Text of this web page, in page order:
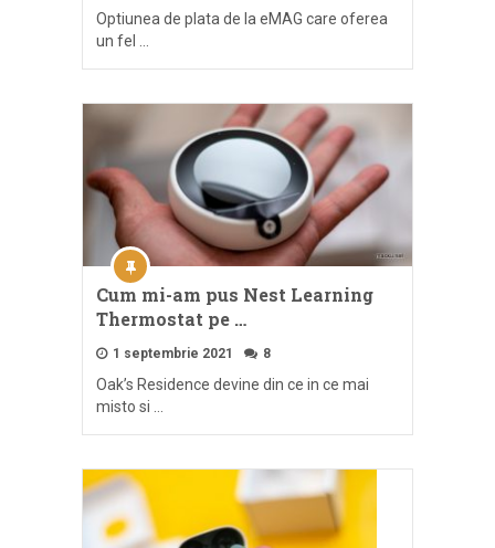
Optiunea de plata de la eMAG care oferea
un fel …
Cum mi-am pus Nest Learning
Thermostat pe …
1 septembrie 2021 8
Oak’s Residence devine din ce in ce mai
misto si …